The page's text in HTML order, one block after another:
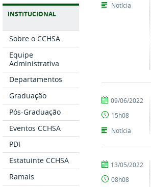
INSTITUCIONAL
Sobre o CCHSA
Equipe
Administrativa
Departamentos
Graduação
Pós-Graduação
Eventos CCHSA
PDI
Estatuinte CCHSA
Ramais
Notícia
por
publicado
09/06/2022
15h08
Notícia
por
publicado
13/05/2022
08h08